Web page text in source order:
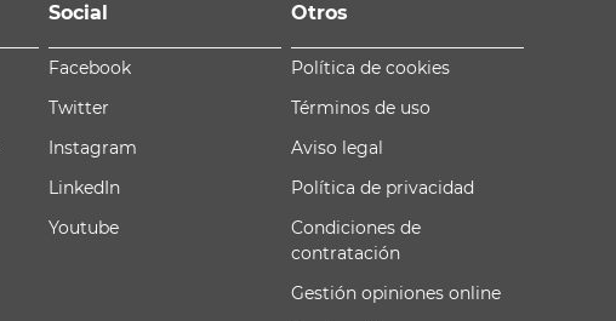
Social
Facebook
Twitter
Instagram
LinkedIn
Youtube
Otros
Política de cookies
Términos de uso
Aviso legal
Política de privacidad
Condiciones de
contratación
Gestión opiniones online